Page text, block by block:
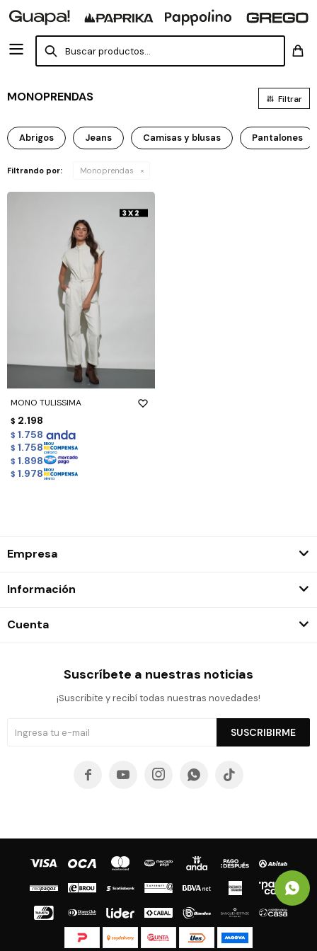
MONOPRENDAS
Abrigos Jeans Camisas y blusas Pantalones
Filtrando por: Monoprendas
MONO TULISSIMA
$ 2.198
$ 1.758
$ 1.758
$ 1.898
$ 1.978
Empresa
Información
Cuenta
Suscríbete a nuestras noticias
¡Suscribite y recibí todas nuestras novedades!
SUSCRIBIRME
    